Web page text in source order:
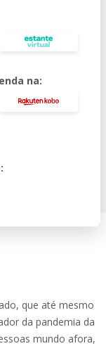
na:
que até mesmo
da pandemia da
mundo afora,